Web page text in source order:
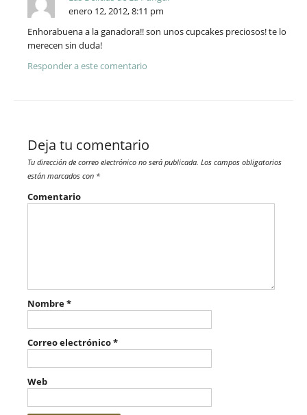
enero 12, 2012, 8:11 pm
Enhorabuena a la ganadora!! son unos cupcakes preciosos! te lo
merecen sin duda!
Responder a este comentario
Deja tu comentario
Tu dirección de correo electrónico no será publicada. Los campos obligatorios
están marcados con *
Comentario
Nombre*
Correo electrónico*
Web